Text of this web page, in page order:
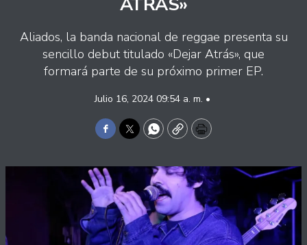
Aliados, la banda nacional de reggae presenta su
sencillo debut titulado «Dejar Atrás», que
formará parte de su próximo primer EP.
Julio 16, 2024 09:54 a. m. •
Facebook
TwitterWhatsApp
CopyPrint